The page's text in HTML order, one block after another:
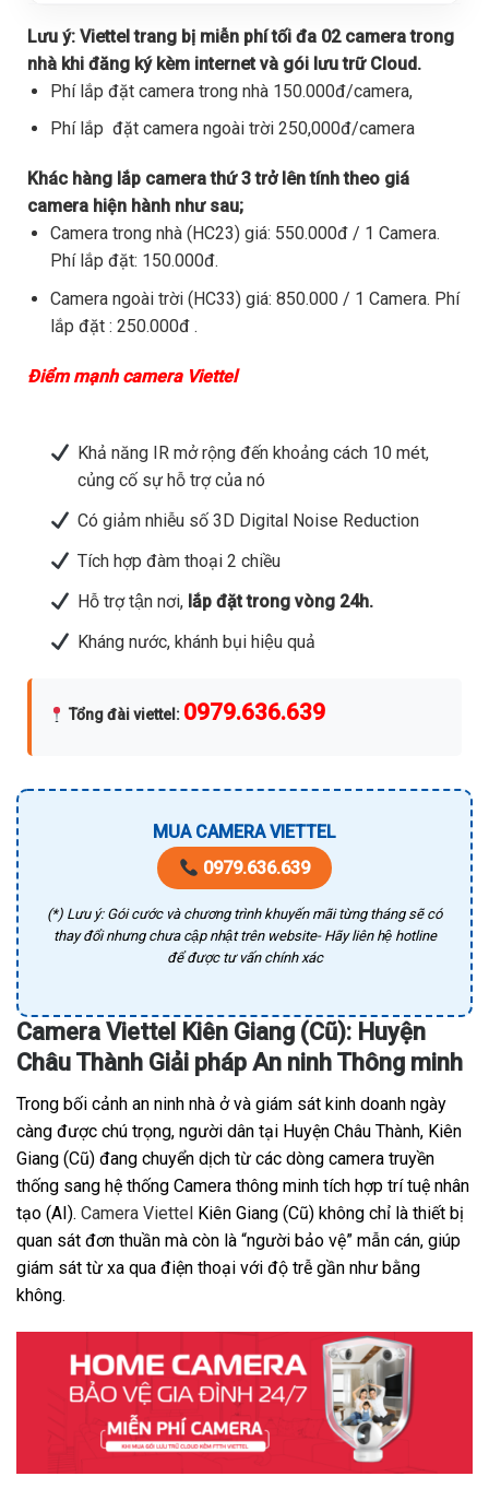
Lưu ý: Viettel trang bị miễn phí tối đa 02 camera trong
nhà khi đăng ký kèm internet và gói lưu trữ Cloud.
Phí lắp đặt camera trong nhà 150.000đ/camera,
Phí lắp đặt camera ngoài trời 250,000đ/camera
Khác hàng lắp camera thứ 3 trở lên tính theo giá
camera hiện hành như sau;
Camera trong nhà (HC23) giá: 550.000đ / 1 Camera.
Phí lắp đặt: 150.000đ.
Camera ngoài trời (HC33) giá: 850.000 / 1 Camera. Phí
lắp đặt : 250.000đ .
Điểm mạnh camera Viettel
Khả năng IR mở rộng đến khoảng cách 10 mét,
củng cố sự hỗ trợ của nó
Có giảm nhiễu số 3D Digital Noise Reduction
Tích hợp đàm thoại 2 chiều
Hỗ trợ tận nơi,lắp đặt trong vòng 24h.
Kháng nước, khánh bụi hiệu quả
Tổng đài viettel : 0979.636.639
MUA CAMERA VIETTEL
0979.636.639
(*) Lưu ý: Gói cước và chương trình khuyến mãi từng tháng sẽ có
thay đổi nhưng chưa cập nhật trên website- Hãy liên hệ hotline
để được tư vấn chính xác
Camera Viettel Kiên Giang (Cũ): Huyện
Châu Thành Giải pháp An ninh Thông minh
Trong bối cảnh an ninh nhà ở và giám sát kinh doanh ngày
càng được chú trọng, người dân tại Huyện Châu Thành, Kiên
Giang (Cũ) đang chuyển dịch từ các dòng camera truyền
thống sang hệ thống Camera thông minh tích hợp trí tuệ nhân
tạo (AI). Camera Viettel Kiên Giang (Cũ) không chỉ là thiết bị
quan sát đơn thuần mà còn là “người bảo vệ” mẫn cán, giúp
giám sát từ xa qua điện thoại với độ trễ gần như bằng
không.